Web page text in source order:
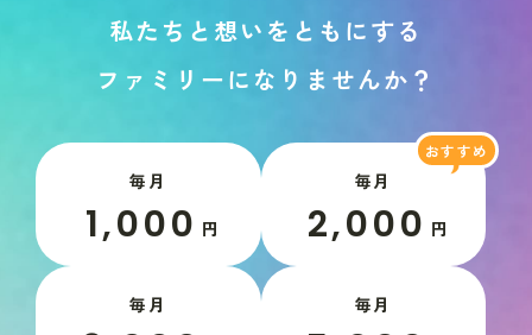
私た ち と 想い を と も にする
フ ァ ミ リ ーに な り ま せんか ？
毎月
1,000 円
毎月
2,000 円
毎月 毎月